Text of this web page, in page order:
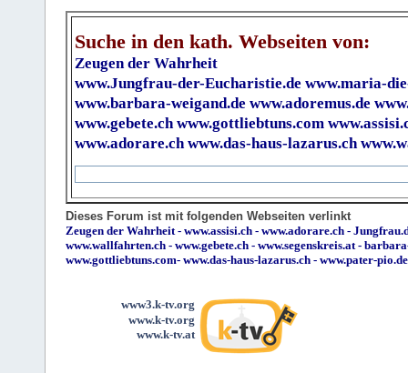
Suche in den kath. Webseiten von:
Zeugen der Wahrheit
www.Jungfrau-der-Eucharistie.de www.maria-
www.barbara-weigand.de www.adoremus.de
www.gebete.ch www.gottliebtuns.com
www.adorare.ch www.das-haus-lazarus.ch
Dieses Forum ist mit folgenden Webseiten verlinkt
Zeugen der Wahrheit - www.assisi.ch - www.adorare.ch -
www.wallfahrten.ch - www.gebete.ch - www.segenskreis.at -
www.gottliebtuns.com- www.das-haus-lazarus.ch - www.pater-pio.de
www3.k-tv.org
www.k-tv.org
www.k-tv.at